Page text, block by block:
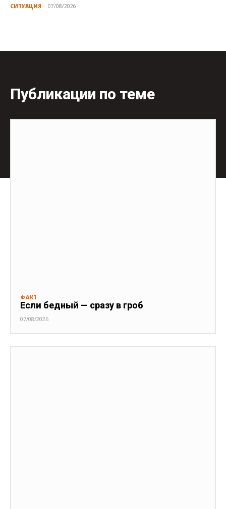
СИТУАЦИЯ 07/08/2026
Публикации по теме
ФАКТ
Если бедный — сразу в гроб
07/08/2026